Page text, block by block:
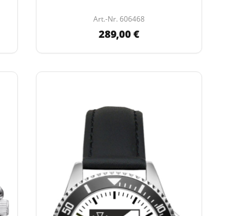
Art.-Nr. 606468
289,00 €